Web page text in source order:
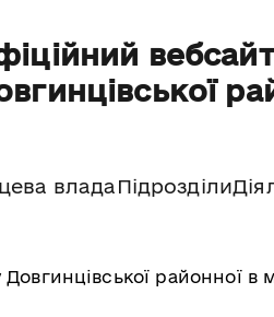
владаПідрозділи
районної в